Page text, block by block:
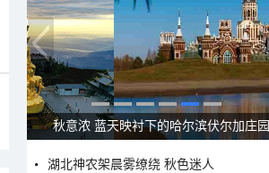
秋意浓 蓝天映衬下的哈尔滨伏尔加庄园
湖北神农架晨雾缭绕 秋色迷人